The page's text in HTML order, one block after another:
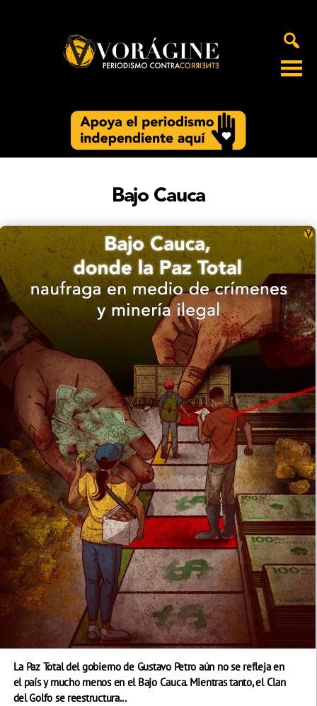
Bajo Cauca
La Paz Total del gobierno de Gustavo Petro aún no se refleja en
el país y mucho menos en el Bajo Cauca. Mientras tanto, el Clan
del Golfo se reestructura...